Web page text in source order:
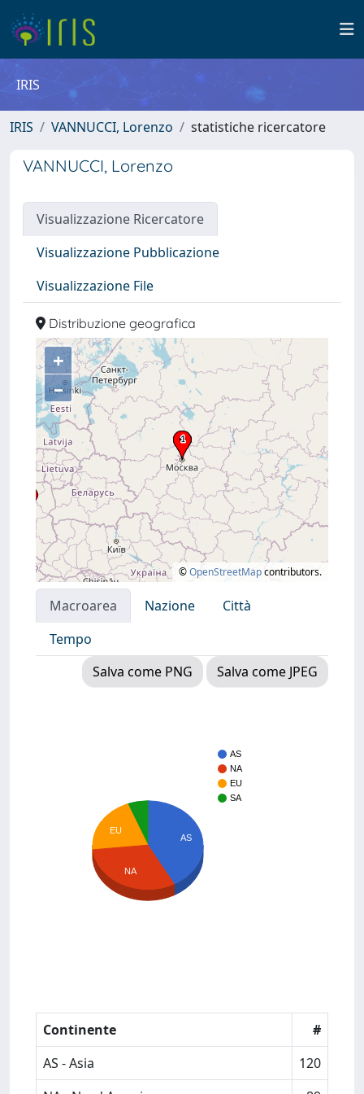
IRIS
IRIS VANNUCCI, Lorenzo statistiche ricercatore
VANNUCCI, Lorenzo
Visualizzazione Ricercatore
Visualizzazione Pubblicazione
Visualizzazione File
Distribuzione geografica
+
–
©OpenStreetMapcontributors.
Macroarea Nazione
Città
Tempo
Salva come PNG
Salva come JPEG
AS
NA
EU
SA
AS
EU
NA
Continente
#
AS - Asia
120